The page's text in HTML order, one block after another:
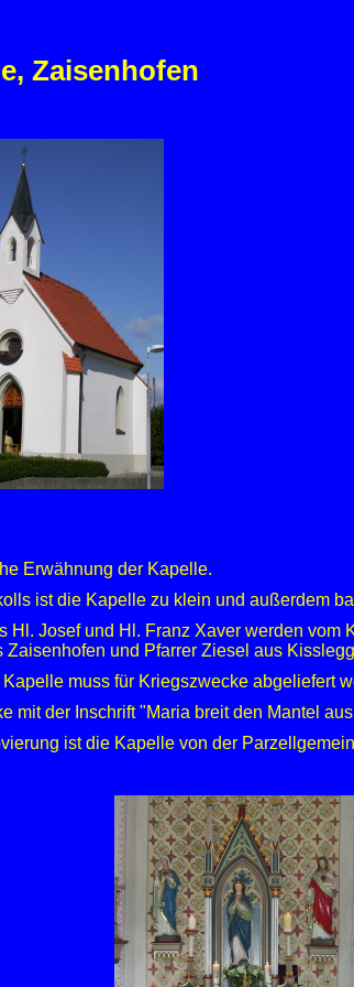
Zaisenhofen
Erwähnung der Kapelle.
ist die Kapelle zu klein und außerdem
Hl. Josef und Hl. Franz Xaver werden
Zaisenhofen und Pfarrer Ziesel aus
muss für Kriegszwecke abgeliefert
mit der Inschrift "Maria breit den Mantel
ist die Kapelle von der